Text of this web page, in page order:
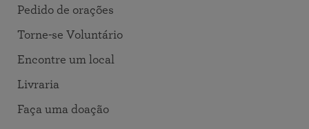
Pedido de orações
Torne-se Voluntário
Encontre um local
Livraria
Faça uma doação